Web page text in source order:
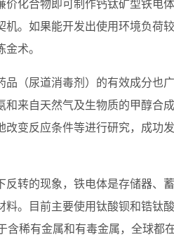
价化合物即可制作钙钛矿型铁
。如果能开发出使用环境负荷
术。
（尿道消毒剂）的有效成分也
来自天然气及生物质的甲醇合
变反应条件等进行研究，成功
转的现象，铁电体是存储器、
。目前主要使用钛酸钡和锆钛
稀有金属和有毒金属，全球都